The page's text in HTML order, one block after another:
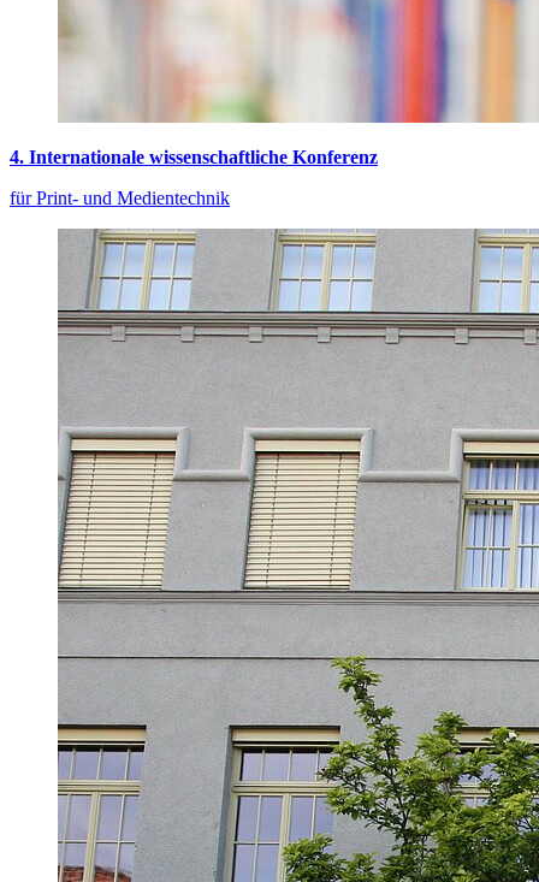
4. Internationale wissenschaftliche Konferenz
für Print- und Medientechnik